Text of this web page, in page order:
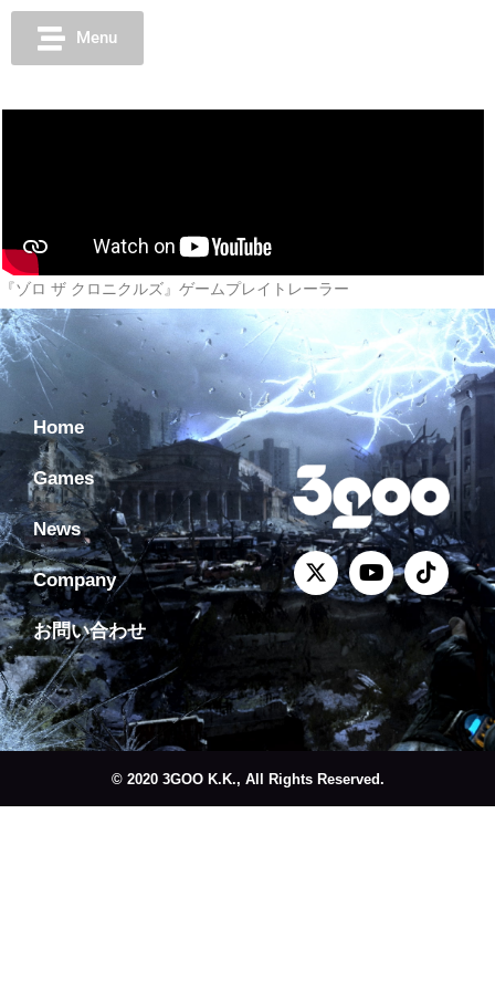
Menu
『ゾロ ザ クロニクルズ』ゲームプレイトレーラー
Home
Games
News
Company
お問い合わせ
© 2020 3GOO K.K., All Rights Reserved.